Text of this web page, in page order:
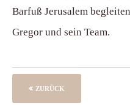
Barfuß Jerusalem
Gregor und sein Team.
ZURÜCK